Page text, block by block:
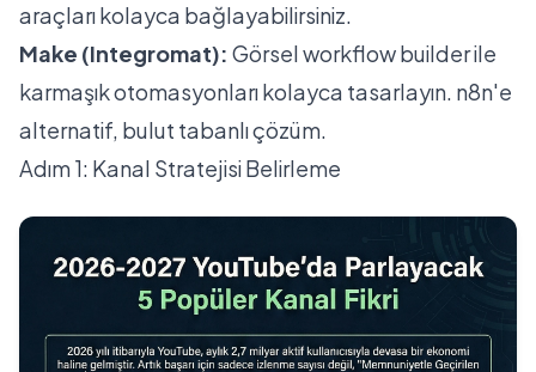
araçları kolayca bağlayabilirsiniz.
Make (Integromat): Görsel workflow builder ile
karmaşık otomasyonları kolayca tasarlayın. n8n'e
alternatif, bulut tabanlı çözüm.
Adım 1: Kanal Stratejisi Belirleme